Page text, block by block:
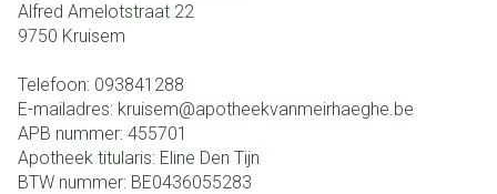
Alfred Amelotstraat 22
9750 Kruisem
Telefoon: 093841288
E-mailadres: kruisem@apotheekvanmeirhaeghe.be
APB nummer: 455701
Apotheek titularis: Eline Den Tijn
BTW nummer: BE0436055283